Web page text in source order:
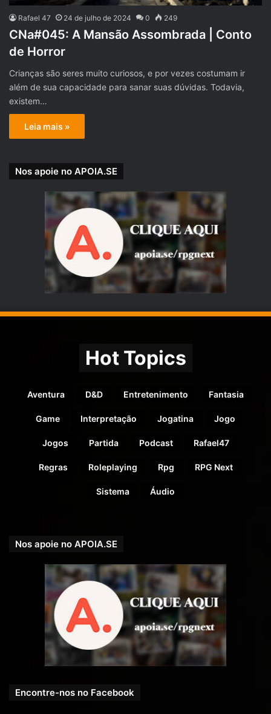
Rafael 47 24 de julho de 2024 0 249
CNa#045: A Mansão Assombrada | Conto
de Horror
Crianças são seres muito curiosos, e por vezes costumam ir
além de sua capacidade para sanar suas dúvidas. Todavia,
existem…
Leia mais »
Nos apoie no APOIA.SE
Hot Topics
Aventura D&D Entretenimento Fantasia
Game Interpretação Jogatina Jogo
Jogos Partida Podcast Rafael47
Regras Roleplaying Rpg RPG Next
Sistema Áudio
Nos apoie no APOIA.SE
Encontre-nos no Facebook